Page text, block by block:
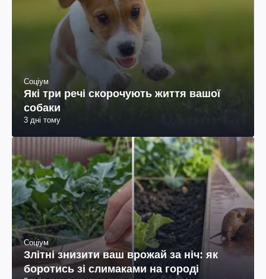
Соціум
Які три речі скорочують життя вашої
собаки
3 дні тому
Соціум
Злітні знизити ваш врожай за ніч: як
боротись зі слимаками на городі